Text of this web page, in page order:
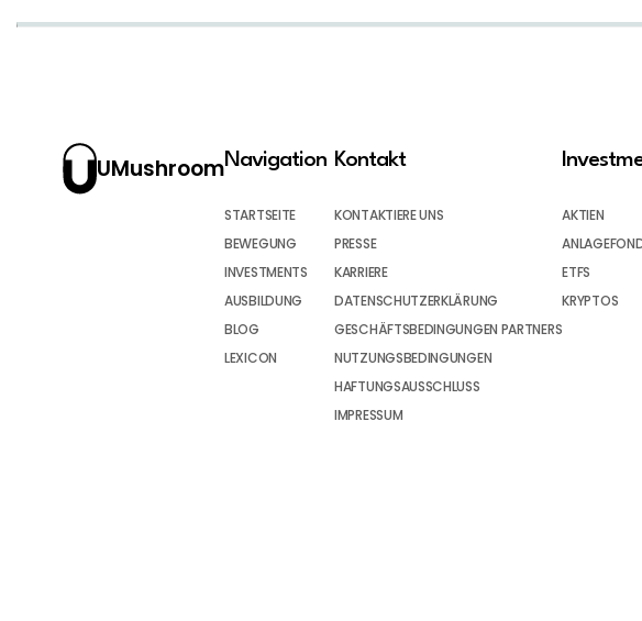
UMushroomNavigation
STARTSEITE
BEWEGUNG
INVESTMENTS
AUSBILDUNG
BLOG
LEXICON
Kontakt
KONTAKTIERE UNS
PRESSE
KARRIERE
DATENSCHUTZERKLÄRUNG
GESCHÄFTSBEDINGUNGEN PARTNERS
NUTZUNGSBEDINGUNGEN
HAFTUNGSAUSSCHLUSS
IMPRESSUM
AKTIEN
ETFS
KRYPTOS